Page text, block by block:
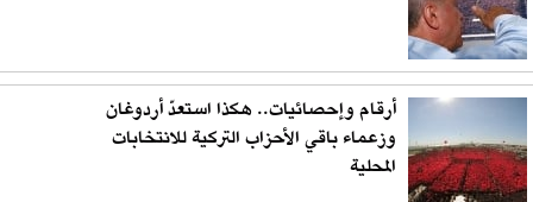
أرقام وإحصائيات.. هكذا استعدّ أردوغان
وزعماء باقي الأحزاب التركية للانتخابات
المحلية